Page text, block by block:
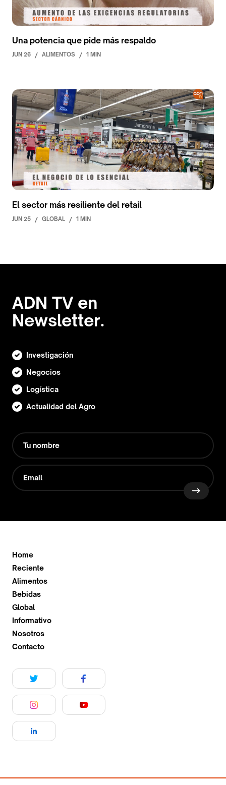
Una potencia que pide más respaldo
JUN 26 / ALIMENTOS / 1 MIN
El sector más resiliente del retail
JUN 25 / GLOBAL / 1 MIN
ADN TV en
Newsletter.
Investigación
Negocios
Logística
Actualidad del Agro
Home
Reciente
Alimentos
Bebidas
Global
Informativo
Nosotros
Contacto